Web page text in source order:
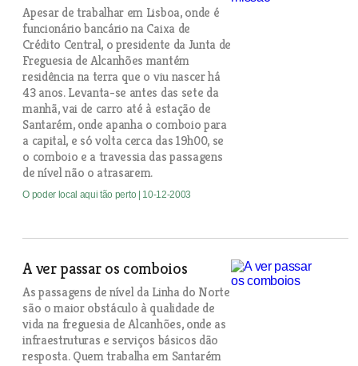
Apesar de trabalhar em Lisboa, onde é
funcionário bancário na Caixa de
Crédito Central, o presidente da Junta de
Freguesia de Alcanhões mantém
residência na terra que o viu nascer há
43 anos. Levanta-se antes das sete da
manhã, vai de carro até à estação de
Santarém, onde apanha o comboio para
a capital, e só volta cerca das 19h00, se
o comboio e a travessia das passagens
de nível não o atrasarem.
O poder local aqui tão perto | 10-12-2003
A ver passar os comboios
As passagens de nível da Linha do Norte
são o maior obstáculo à qualidade de
vida na freguesia de Alcanhões, onde as
infraestruturas e serviços básicos dão
resposta. Quem trabalha em Santarém